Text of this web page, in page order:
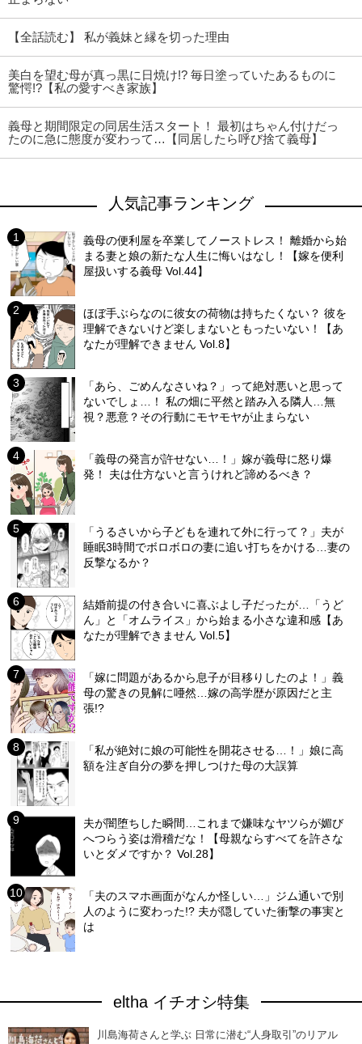
【全話読む】 私が義妹と縁を切った理由
美白を望む母が真っ黒に日焼け!? 毎日塗っていたあるものに
驚愕!?【私の愛すべき家族】
義母と期間限定の同居生活スタート！ 最初はちゃん付けだっ
たのに急に態度が変わって…【同居したら呼び捨て義母】
人気記事ランキング
義母の便利屋を卒業してノーストレス！ 離婚から始
まる妻と娘の新たな人生に悔いはなし！【嫁を便利
屋扱いする義母 Vol.44】
ほぼ手ぶらなのに彼女の荷物は持ちたくない？ 彼を
理解できないけど楽しまないともったいない！【あ
なたが理解できません Vol.8】
「あら、ごめんなさいね？」って絶対悪いと思って
ないでしょ…！ 私の畑に平然と踏み入る隣人…無
視？悪意？その行動にモヤモヤが止まらない
「義母の発言が許せない…！」嫁が義母に怒り爆
発！ 夫は仕方ないと言うけれど諦めるべき？
「うるさいから子どもを連れて外に行って？」夫が
睡眠3時間でボロボロの妻に追い打ちをかける…妻の
反撃なるか？
結婚前提の付き合いに喜ぶよし子だったが…「うど
ん」と「オムライス」から始まる小さな違和感【あ
なたが理解できません Vol.5】
「嫁に問題があるから息子が目移りしたのよ！」義
母の驚きの見解に唖然…嫁の高学歴が原因だと主
張!?
「私が絶対に娘の可能性を開花させる…！」娘に高
額を注ぎ自分の夢を押しつけた母の大誤算
夫が闇堕ちした瞬間…これまで嫌味なヤツらが媚び
へつらう姿は滑稽だな！【母親ならすべてを許さな
いとダメですか？ Vol.28】
「夫のスマホ画面がなんか怪しい…」ジム通いで別
人のように変わった!? 夫が隠していた衝撃の事実と
は
eltha イチオシ特集
川島海荷さんと学ぶ 日常に潜む“人身取引”のリアル